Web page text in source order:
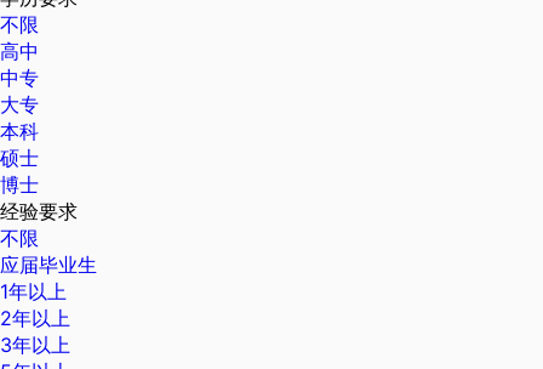
不限
高中
中专
大专
本科
硕士
博士
经验要求
不限
应届毕业生
1年以上
2年以上
3年以上